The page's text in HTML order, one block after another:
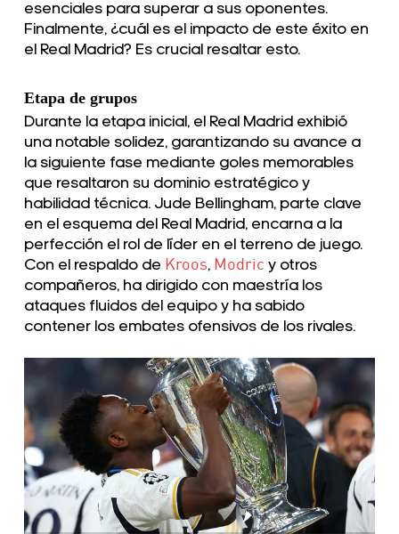
esenciales para superar a sus oponentes.
Finalmente, ¿cuál es el impacto de este éxito en
el Real Madrid? Es crucial resaltar esto.
Etapa de grupos
Durante la etapa inicial, el Real Madrid exhibió
una notable solidez, garantizando su avance a
la siguiente fase mediante goles memorables
que resaltaron su dominio estratégico y
habilidad técnica. Jude Bellingham, parte clave
en el esquema del Real Madrid, encarna a la
perfección el rol de líder en el terreno de juego.
Con el respaldo de Kroos, Modric y otros
compañeros, ha dirigido con maestría los
ataques fluidos del equipo y ha sabido
contener los embates ofensivos de los rivales.